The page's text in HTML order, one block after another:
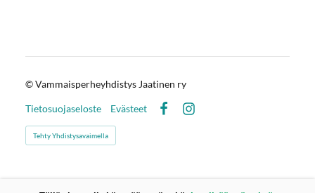
©Vammaisperheyhdistys Jaatinen ry
Tietosuojaseloste
Evästeet
Tehty Yhdistysavaimella